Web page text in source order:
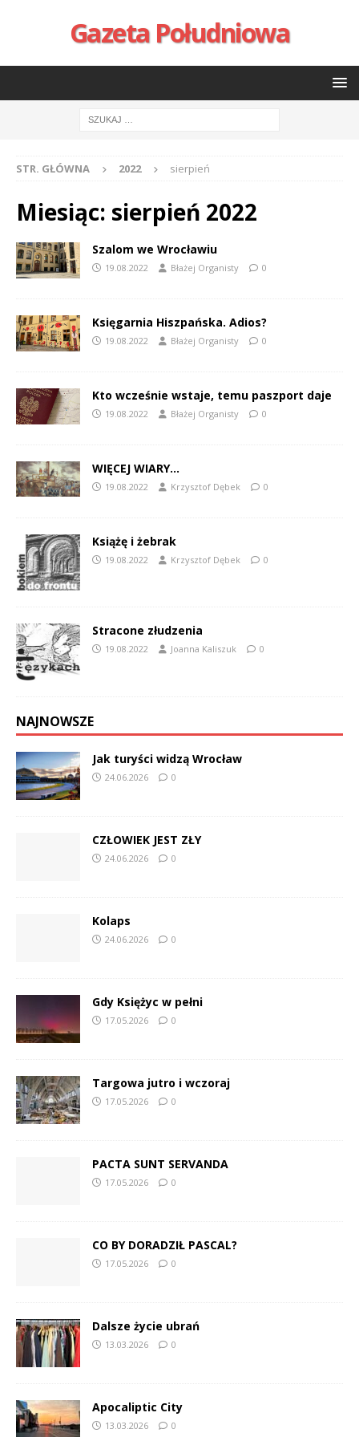
Gazeta Południowa
STR. GŁÓWNA 2022 sierpień
Miesiąc: sierpień 2022
Szalom we Wrocławiu
19.08.2022 Błażej Organisty 0
Księgarnia Hiszpańska. Adios?
19.08.2022 Błażej Organisty 0
Kto wcześnie wstaje, temu paszport daje
19.08.2022 Błażej Organisty 0
WIĘCEJ WIARY…
19.08.2022 Krzysztof Dębek 0
Książę i żebrak
19.08.2022 Krzysztof Dębek 0
Stracone złudzenia
19.08.2022 Joanna Kaliszuk 0
NAJNOWSZE
Jak turyści widzą Wrocław
24.06.2026 0
CZŁOWIEK JEST ZŁY
24.06.2026 0
Kolaps
24.06.2026 0
Gdy Księżyc w pełni
17.05.2026 0
Targowa jutro i wczoraj
17.05.2026 0
PACTA SUNT SERVANDA
17.05.2026 0
CO BY DORADZIŁ PASCAL?
17.05.2026 0
Dalsze życie ubrań
13.03.2026 0
Apocaliptic City
13.03.2026 0